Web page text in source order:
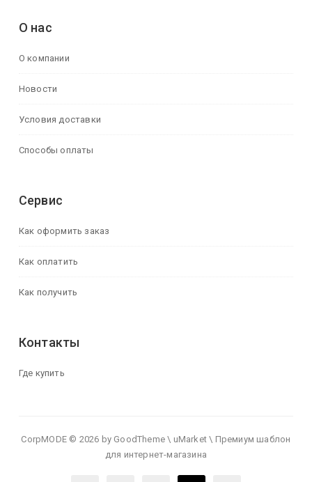
О нас
О компании
Новости
Условия доставки
Способы оплаты
Сервис
Как оформить заказ
Как оплатить
Как получить
Контакты
Где купить
CorpMODE © 2026 by GoodTheme \ uMarket \ Премиум шаблон
для интернет-магазина